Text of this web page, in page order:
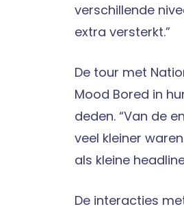
verschillende
extra versterkt.”
De tour met
Mood Bored in
deden. “Van de
veel kleiner
als kleine
De interacties